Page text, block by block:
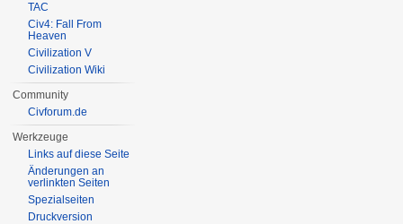
TAC
Civ4: Fall From
Heaven
Civilization V
Civilization Wiki
Community
Civforum.de
Werkzeuge
Links auf diese Seite
Änderungen an
verlinkten Seiten
Spezialseiten
Druckversion